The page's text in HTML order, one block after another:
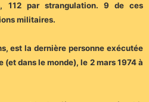
112 par strangulation. 9 de ces
militaires.
est la dernière personne exécutée
(et dans le monde), le 2 mars 1974 à